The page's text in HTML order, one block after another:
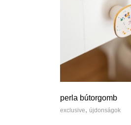
perla bútorgomb
exclusive, újdonságok